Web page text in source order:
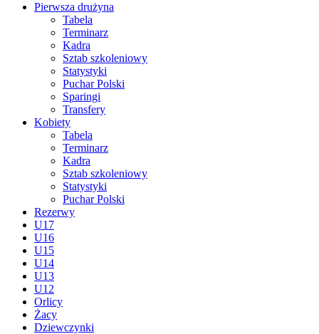
Pierwsza drużyna
Tabela
Terminarz
Kadra
Sztab szkoleniowy
Statystyki
Puchar Polski
Sparingi
Transfery
Kobiety
Tabela
Terminarz
Kadra
Sztab szkoleniowy
Statystyki
Puchar Polski
Rezerwy
U17
U16
U15
U14
U13
U12
Orlicy
Żacy
Dziewczynki